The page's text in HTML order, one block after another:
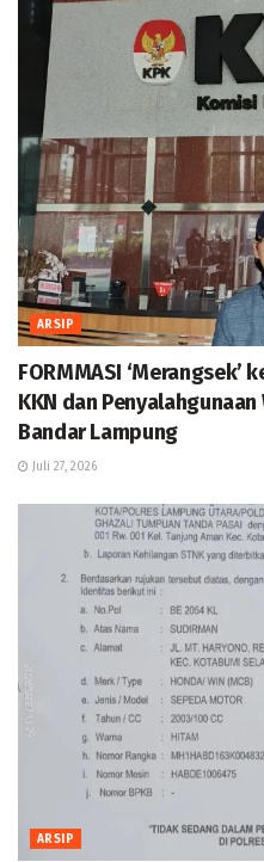
ARSIP
FORMMASI ‘Merangsek’
KKN dan
Bandar Lampung
Juli 27, 2026
ARSIP